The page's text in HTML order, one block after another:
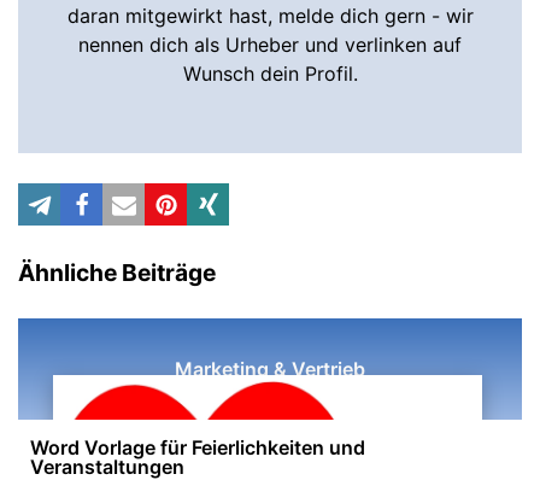
daran mitgewirkt hast, melde dich gern - wir
nennen dich als Urheber und verlinken auf
Wunsch dein Profil.
Ähnliche Beiträge
Marketing & Vertrieb
Word Vorlage für Feierlichkeiten und
Veranstaltungen